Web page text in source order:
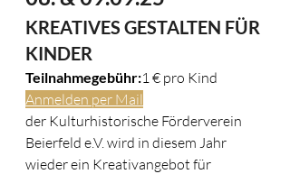
KREATIVES GESTALTEN FÜR
KINDER
Teilnahmegebühr:1 € pro Kind
Anmelden per Mail
der Kulturhistorische Förderverein
Beierfeld e.V. wird in diesem Jahr
wieder ein Kreativangebot für